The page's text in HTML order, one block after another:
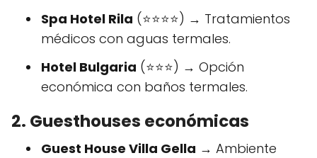
Spa Hotel Rila (⭐️⭐️⭐️⭐️) → Tratamientos
médicos con aguas termales.
Hotel Bulgaria (⭐️⭐️⭐️) → Opción
económica con baños termales.
2. Guesthouses económicas
Guest House Villa Gella → Ambiente